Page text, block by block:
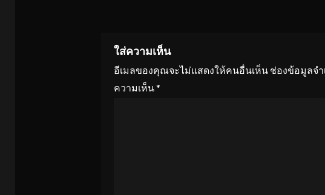
ใส่ความเห็น
อีเมลของคุณจะไม่แสดงให้คนอื่นเห็น ช่องข้อมูลจำ
ความเห็น*